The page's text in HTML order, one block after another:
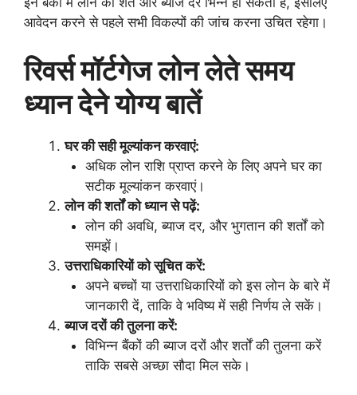
आवेदन करने से पहले सभी विकल्पों की जांच करना उचित रहेगा।
रिवर्स मॉर्टगेज लोन लेते समय
ध्यान देने योग्य बातें
घर की सही मूल्यांकन करवाएं:
अधिक लोन राशि प्राप्त करने के लिए अपने घर का
सटीक मूल्यांकन करवाएं।
लोन की शर्तों को ध्यान से पढ़ें:
लोन की अवधि, ब्याज दर, और भुगतान की शर्तों को
समझें।
उत्तराधिकारियों को सूचित करें:
अपने बच्चों या उत्तराधिकारियों को इस लोन के बारे में
जानकारी दें, ताकि वे भविष्य में सही निर्णय ले सकें।
ब्याज दरों की तुलना करें:
विभिन्न बैंकों की ब्याज दरों और शर्तों की तुलना करें
ताकि सबसे अच्छा सौदा मिल सके।